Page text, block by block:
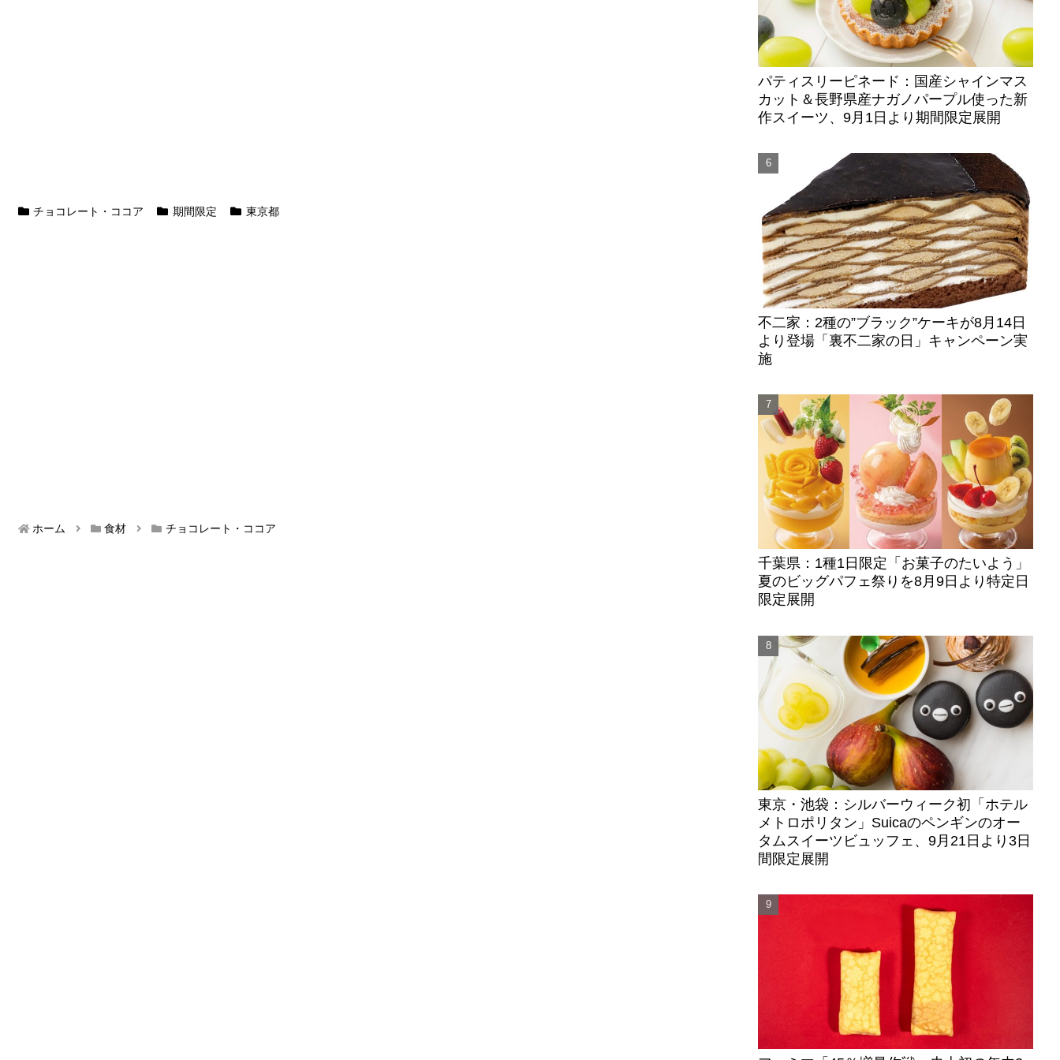
チョコレート・ココア 期間限定 東京都
ホーム 食材 チョコレート・ココア
パティスリーピネード：国産シャインマス
カット＆長野県産ナガノパープル使った新
作スイーツ、9月1日より期間限定展開
不二家：2種の”ブラック”ケーキが8月14日
より登場「裏不二家の日」キャンペーン実
施
千葉県：1種1日限定「お菓子のたいよう」
夏のビッグパフェ祭りを8月9日より特定日
限定展開
東京・池袋：シルバーウィーク初「ホテル
メトロポリタン」Suicaのペンギンのオー
タムスイーツビュッフェ、9月21日より3日
間限定展開